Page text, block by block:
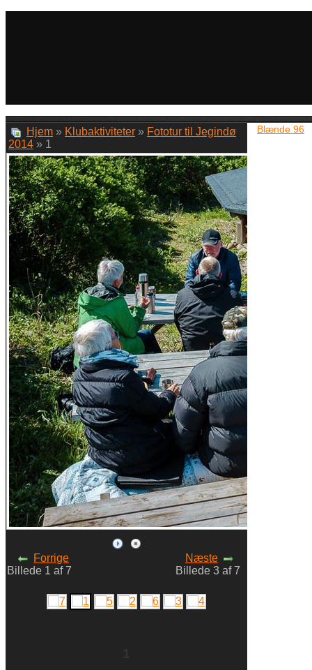
Blænde 96
Hjem » Klubaktiviteter » Fototur til Jegindø
2014 » 1
Forrige
Billede 1 af 7
Næste
Billede 3 af 7